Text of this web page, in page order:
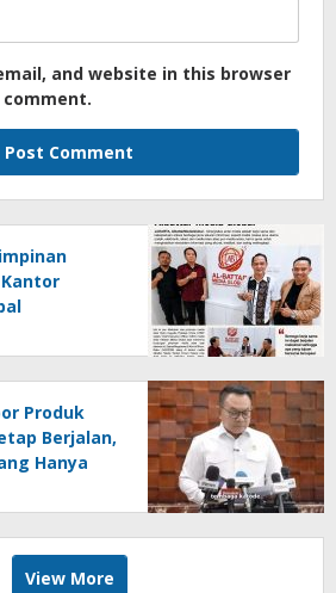
and website in this browser
Produk
Berjalan,
Hanya
View More